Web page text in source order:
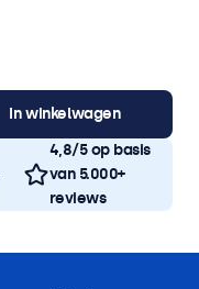
In winkelwagen
4,8/5 op basis
van 5.000+
reviews